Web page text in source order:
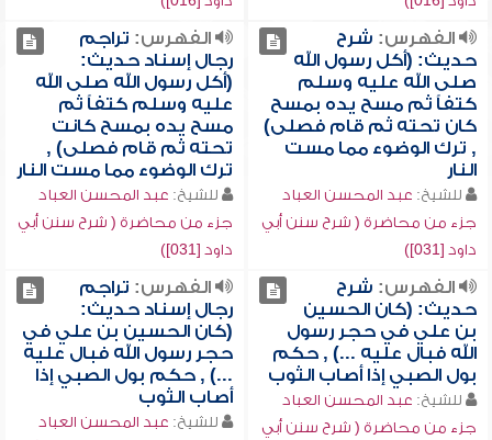
الفهرس: شرح
حديث: (أكل رسول الله
صلى الله عليه وسلم
كتفاً ثم مسح يده بمسح
كان تحته ثم قام فصلى)
, ترك الوضوء مما مست
النار
للشيخ: عبد المحسن العباد
جزء من محاضرة ( شرح سنن أبي
داود [031])
الفهرس: تراجم
رجال إسناد حديث:
(أكل رسول الله صلى الله
عليه وسلم كتفاً ثم
مسح يده بمسح كانت
تحته ثم قام فصلى) ,
ترك الوضوء مما مست النار
للشيخ: عبد المحسن العباد
جزء من محاضرة ( شرح سنن أبي
داود [031])
الفهرس: شرح
حديث: (كان الحسين
بن علي في حجر رسول
الله فبال عليه ...) , حكم
بول الصبي إذا أصاب الثوب
للشيخ: عبد المحسن العباد
جزء من محاضرة ( شرح سنن أبي
الفهرس: تراجم
رجال إسناد حديث:
(كان الحسين بن علي في
حجر رسول الله فبال عليه
...) , حكم بول الصبي إذا
أصاب الثوب
للشيخ: عبد المحسن العباد